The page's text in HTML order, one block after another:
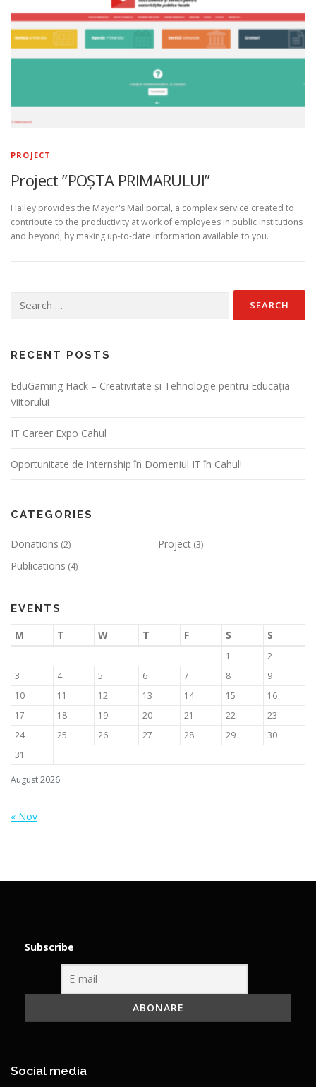
PROJECT
Project ”POȘTA PRIMARULUI”
Halley provides the Mayor's Mail portal, a complex service created to
contribute to the productivity at work of employees in public institutions
and beyond, by making up-to-date information available to you.
RECENT POSTS
EduGaming Hack – Creativitate și Tehnologie pentru Educația
Viitorului
IT Career Expo Cahul
Oportunitate de Internship în Domeniul IT în Cahul!
CATEGORIES
Donations (2) Project (3)
Publications (4)
EVENTS
August 2026
M T W T F S S
1
2
3
4 5 6 7 8
9
10
11 12 13 14 15
16
17
18 19 20 21 22
23
24
25 26 27 28 29
30
31
« Nov
Subscribe
Social media